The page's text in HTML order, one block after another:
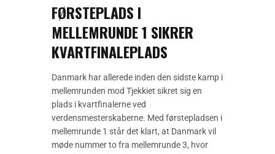
FØRSTEPLADS I
MELLEMRUNDE 1 SIKRER
KVARTFINALEPLADS
Danmark har allerede inden den sidste kamp i
mellemrunden mod Tjekkiet sikret sig en
plads i kvartfinalerne ved
verdensmesterskaberne. Med førstepladsen i
mellemrunde 1 står det klart, at Danmark vil
møde nummer to fra mellemrunde 3, hvor